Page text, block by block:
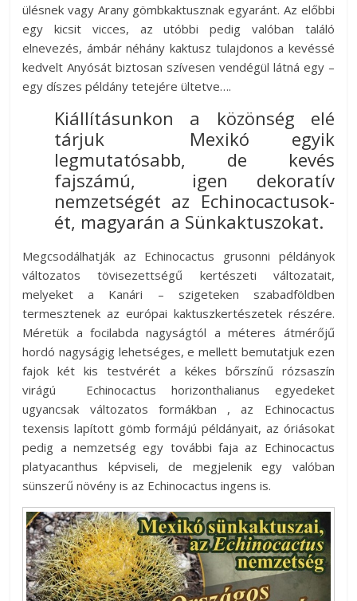
ülésnek vagy Arany gömbkaktusznak egyaránt. Az előbbi
egy kicsit vicces, az utóbbi pedig valóban találó
elnevezés, ámbár néhány kaktusz tulajdonos a kevéssé
kedvelt Anyósát biztosan szívesen vendégül látná egy –
egy díszes példány tetejére ültetve….
Kiállításunkon a közönség elé
tárjuk Mexikó egyik
legmutatósabb, de kevés
fajszámú, igen dekoratív
nemzetségét az Echinocactusok-
ét, magyarán a Sünkaktuszokat.
Megcsodálhatják az Echinocactus grusonni példányok
változatos tövisezettségű kertészeti változatait,
melyeket a Kanári – szigeteken szabadföldben
termesztenek az európai kaktuszkertészetek részére.
Méretük a focilabda nagyságtól a méteres átmérőjű
hordó nagyságig lehetséges, e mellett bemutatjuk ezen
fajok két kis testvérét a kékes bőrszínű rózsaszín
virágú Echinocactus horizonthalianus egyedeket
ugyancsak változatos formákban , az Echinocactus
texensis lapított gömb formájú példányait, az óriásokat
pedig a nemzetség egy további faja az Echinocactus
platyacanthus képviseli, de megjelenik egy valóban
sünszerű növény is az Echinocactus ingens is.